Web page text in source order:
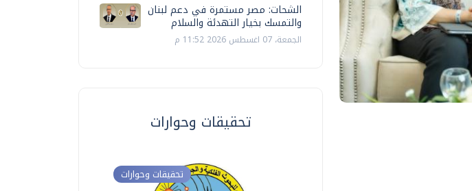
الشحات: مصر مستمرة في دعم لبنان
والتمسك بخيار التهدئة والسلام
الجمعة، 07 اغسطس 2026 11:52 م
تحقيقات وحوارات
تحقيقات وحوارات